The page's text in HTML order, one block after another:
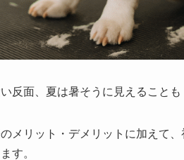
反面、夏は暑そうに見えることも
メリット・デメリットに加えて
す。